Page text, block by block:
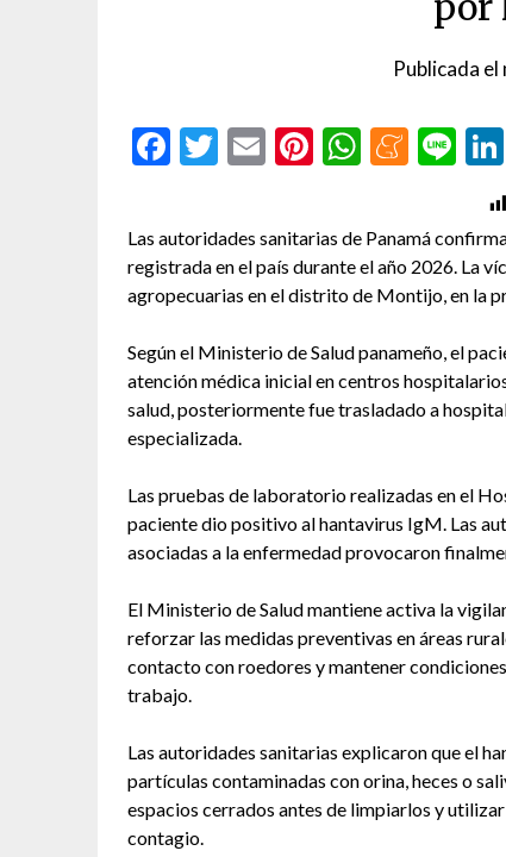
Publicada el
Facebook
Twitter
EmailPinterest
Las autoridades sanitarias de Panamá
registrada en el país durante el año 2026. La
agropecuarias en el distrito de Montijo, en la
Según el Ministerio de Salud panameño, el
atención médica inicial en centros
salud, posteriormente fue trasladado a
especializada.
Las pruebas de laboratorio realizadas en el
paciente dio positivo al hantavirus IgM. Las
asociadas a la enfermedad provocaron
El Ministerio de Salud mantiene activa la
reforzar las medidas preventivas en áreas
contacto con roedores y mantener
trabajo.
Las autoridades sanitarias explicaron que el
partículas contaminadas con orina, heces o
espacios cerrados antes de limpiarlos y
contagio.